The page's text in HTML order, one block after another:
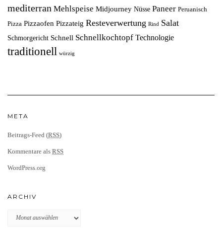
mediterran Mehlspeise Midjourney Nüsse Paneer Peruanisch
Pizza Pizzaofen Pizzateig Resteverwertung Rind Salat
Schmorgericht Schnell Schnellkochtopf Technologie
traditionell würzig
META
Beitrags-Feed (RSS)
Kommentare als RSS
WordPress.org
ARCHIV
Archiv